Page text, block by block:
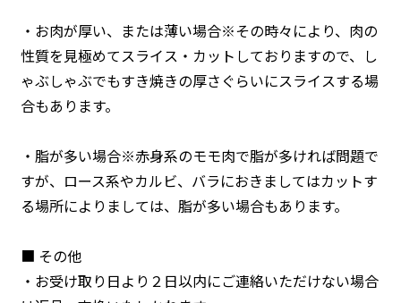
・お肉が厚い、または薄い場合※その時々により、肉の
性質を見極めてスライス・カットしておりますので、し
ゃぶしゃぶでもすき焼きの厚さぐらいにスライスする場
合もあります。
・脂が多い場合※赤身系のモモ肉で脂が多ければ問題で
すが、ロース系やカルビ、バラにおきましてはカットす
る場所によりましては、脂が多い場合もあります。
■ その他
・お受け取り日より２日以内にご連絡いただけない場合